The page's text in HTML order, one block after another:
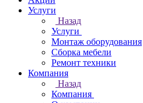
Услуги
Назад
Услуги
Монтаж оборудования
Сборка мебели
Ремонт техники
Компания
Назад
Компания